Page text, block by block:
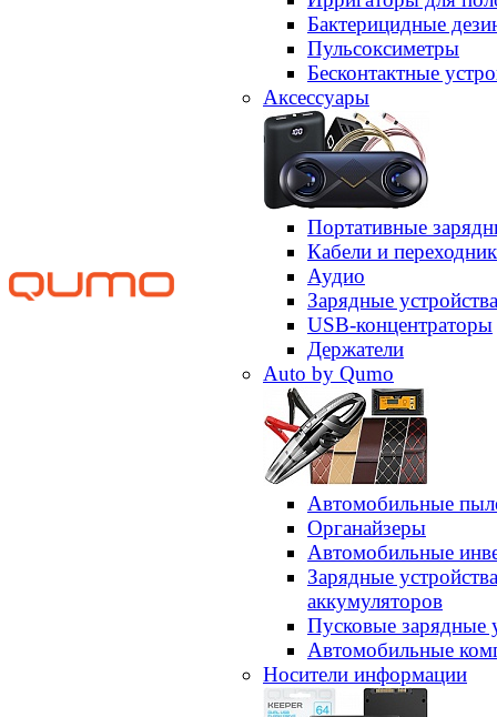
Бактерицидные
Пульсоксиметры
Бесконтактные
Аксессуары
Портативные
Кабели и
Аудио
Зарядные устройства
USB-концентраторы
Держатели
Auto by Qumo
Автомобильные
Органайзеры
Автомобильные
Зарядные
аккумуляторов
Пусковые зарядные
Автомобильные
Носители информации